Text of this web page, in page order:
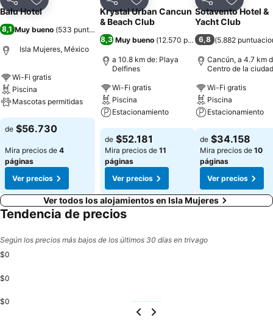
CompartirAgregar a favoritos
Balu Hotel
8,1 Muy bueno (533 puntuaciones
Isla Mujeres, México
Wi-Fi gratis
Piscina
Mascotas permitidas
Ver precios
de $56.730
Mira precios de 4
páginas
Ver precios
CompartirAgregar a favoritos
Krystal Urban Cancun
& Beach Club
8,3 Muy bueno (12.570 puntuaciones)
a 10.8 km de: Playa
Delfines
Wi-Fi gratis
Piscina
Estacionamiento
Ver precios
de $52.181
Mira precios de 11
páginas
Ver precios
CompartirAgregar
Sotavento Hotel &
Yacht Club
6,8 (5.882
Cancún, a 4.7 km
Centro de la ciudad
Wi-Fi gratis
Piscina
Estacionamiento
Ver precios
de $34.158
Mira precios de 10
páginas
Ver precios
Ver todos los alojamientos en Isla Mujeres
Tendencia de precios
Según los precios más bajos de los últimos 30 días en trivago
$0
$0
$0